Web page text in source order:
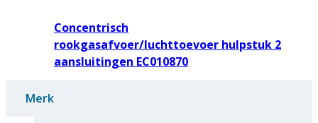
Concentrisch
rookgasafvoer/luchttoevoer hulpstuk 2
aansluitingen EC010870
Merk